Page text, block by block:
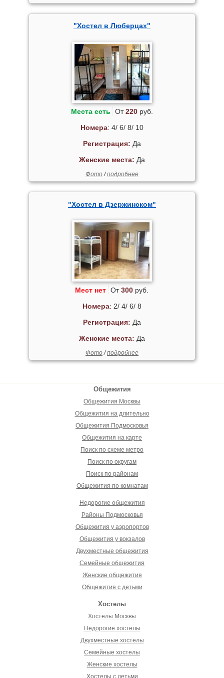
"Хостел в Люберцах"
Места есть От220руб.
Номера: 4/ 6/ 8/ 10
Регистрация: Да
Женские места: Да
Фото/подробнее
"Хостел в Дзержинском"
Мест нет От300 руб.
Номера: 2/ 4/ 6/ 8
Регистрация: Да
Женские места: Да
Фото/подробнее
Общежития
Общежития Москвы
Общежития на длительно
Общежития Подмосковья
Общежития на карте
Поиск по схеме метро
Поиск по округам
Поиск по районам
Общежития по комнатам
Недорогие общежития
Районы Подмосковья
Общежития у аэропортов
Общежития у вокзалов
Двухместные общежития
Семейные общежития
Женские общежития
Общежития с детьми
Хостелы
Хостелы Москвы
Недорогие хостелы
Двухместные хостелы
Семейные хостелы
Женские хостелы
Хостелы с детьми